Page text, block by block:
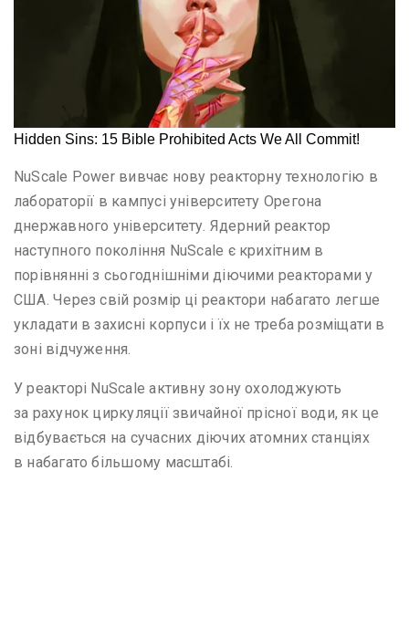
NuScale Power вивчає нову реакторну технологію в
лабораторії в кампусі університету Орегона
днержавного університету. Ядерний реактор
наступного покоління NuScale є крихітним в
порівнянні з сьогоднішніми діючими реакторами у
США. Через свій розмір ці реактори набагато легше
укладати в захисні корпуси і їх не треба розміщати в
зоні відчуження.
У реакторі NuScale активну зону охолоджують
за рахунок циркуляції звичайної прісної води, як це
відбувається на сучасних діючих атомних станціях
в набагато більшому масштабі.